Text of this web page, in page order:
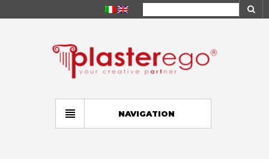
NAVIGATION